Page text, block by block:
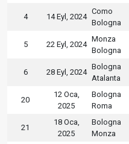
4 14 Eyl, 2024
Como
Bologna
5 22 Eyl, 2024
Monza
Bologna
6 28 Eyl, 2024
Bologna
Atalanta
20
12 Oca,
2025
Bologna
Roma
21
18 Oca,
2025
Bologna
Monza